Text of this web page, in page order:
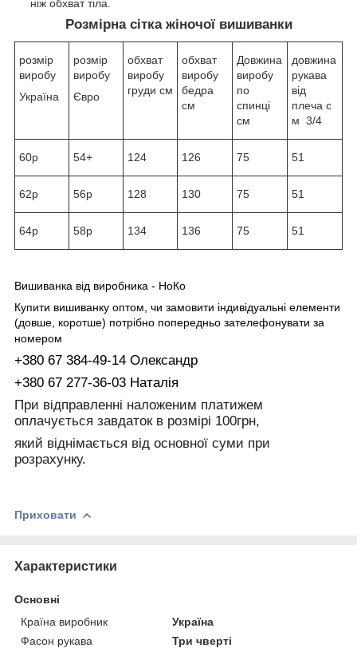
ніж обхват тіла.
Розмірна сітка жіночої вишиванки
розмір
виробу
Україна
розмір
виробу
Євро
обхват
виробу
груди см
обхват
виробу
бедра
см
Довжина
виробу
по
спинці
см
довжина
рукава
від
плеча с
м 3/4
60р 54+ 124 126 75 51
62р 56р 128 130 75 51
64р 58р 134 136 75 51
Вишиванка від виробника - НоКо
Купити вишиванку оптом, чи замовити індивідуальні елементи
(довше, коротше) потрібно попередньо зателефонувати за
номером
+380 67 384-49-14 Олександр
+380 67 277-36-03 Наталія
При відправленні наложеним платижем
оплачується завдаток в розмірі 100грн,
який віднімається від основної суми при
розрахунку.
Приховати
Характеристики
Основні
Країна виробник
Україна
Фасон рукава
Три чверті